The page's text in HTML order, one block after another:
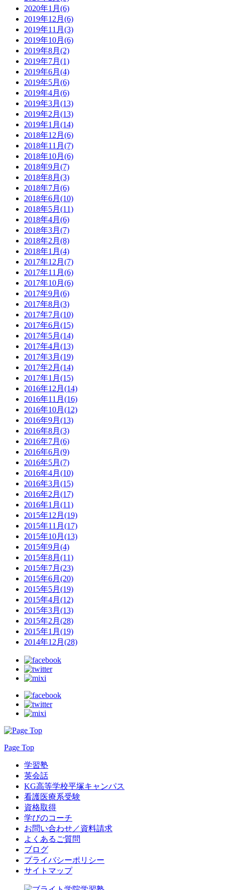
2020年1月(6)
2019年12月(6)
2019年11月(3)
2019年10月(6)
2019年8月(2)
2019年7月(1)
2019年6月(4)
2019年5月(6)
2019年4月(6)
2019年3月(13)
2019年2月(13)
2019年1月(14)
2018年12月(6)
2018年11月(7)
2018年10月(6)
2018年9月(7)
2018年8月(3)
2018年7月(6)
2018年6月(10)
2018年5月(11)
2018年4月(6)
2018年3月(7)
2018年2月(8)
2018年1月(4)
2017年12月(7)
2017年11月(6)
2017年10月(6)
2017年9月(6)
2017年8月(3)
2017年7月(10)
2017年6月(15)
2017年5月(14)
2017年4月(13)
2017年3月(19)
2017年2月(14)
2017年1月(15)
2016年12月(14)
2016年11月(16)
2016年10月(12)
2016年9月(13)
2016年8月(3)
2016年7月(6)
2016年6月(9)
2016年5月(7)
2016年4月(10)
2016年3月(15)
2016年2月(17)
2016年1月(11)
2015年12月(19)
2015年11月(17)
2015年10月(13)
2015年9月(4)
2015年8月(11)
2015年7月(23)
2015年6月(20)
2015年5月(19)
2015年4月(12)
2015年3月(13)
2015年2月(28)
2015年1月(19)
2014年12月(28)
Page Top
学習塾
英会話
KG高等学校平塚キャンパス
看護医療系受験
資格取得
学びのコーチ
お問い合わせ／資料請求
よくあるご質問
ブログ
プライバシーポリシー
サイトマップ